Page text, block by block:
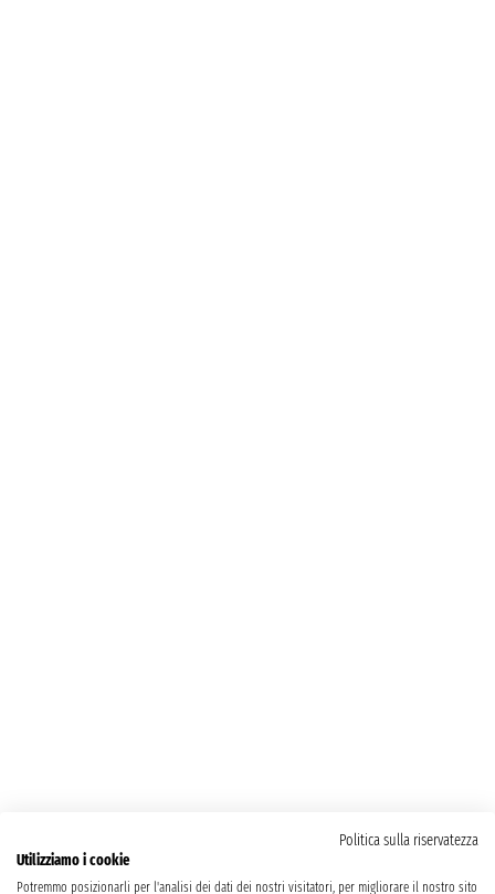
Politica sulla riservatezza
Utilizziamo i cookie
Potremmo posizionarli per l'analisi dei dati dei nostri visitatori, per migliorare il nostro sito